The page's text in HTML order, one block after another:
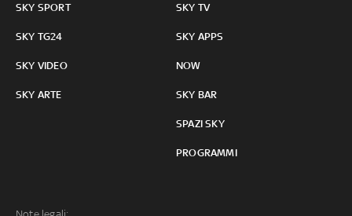
SKY SPORT
SKY TG24
SKY VIDEO
SKY ARTE
SKY TV
SKY APPS
NOW
SKY BAR
SPAZI SKY
PROGRAMMI